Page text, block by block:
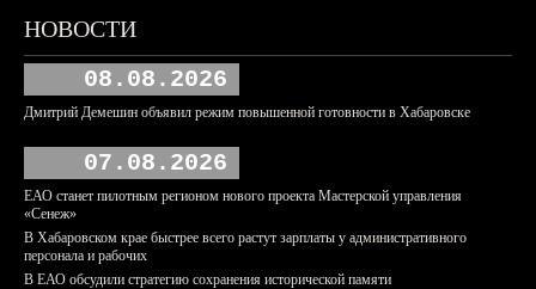
НОВОСТИ
08.08.2026
Дмитрий Демешин объявил режим повышенной готовности в Хабаровске
07.08.2026
ЕАО станет пилотным регионом нового проекта Мастерской управления
«Сенеж»
В Хабаровском крае быстрее всего растут зарплаты у административного
персонала и рабочих
В ЕАО обсудили стратегию сохранения исторической памяти